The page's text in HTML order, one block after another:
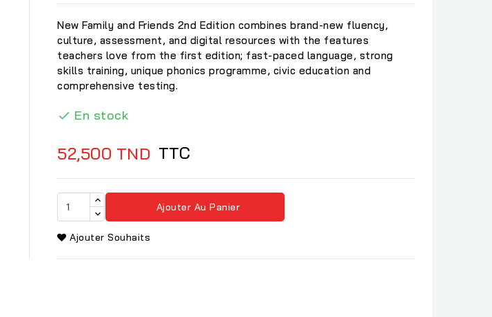
New Family and Friends 2nd Edition combines brand-new fluency,
culture, assessment, and digital resources with the features
teachers love from the first edition; fast-paced language, strong
skills training, unique phonics programme, civic education and
comprehensive testing.
 En stock
52,500 TND TTC
Ajouter Au Panier
Ajouter Souhaits